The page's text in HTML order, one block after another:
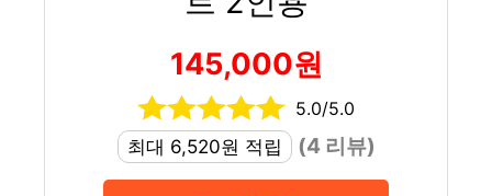
145,000원
5.0/5.0
최대 6,520원 적립
(4 리뷰)